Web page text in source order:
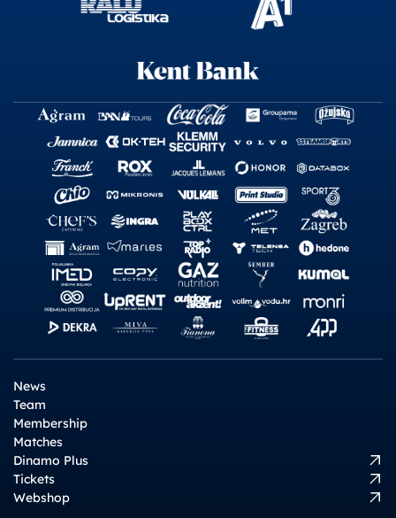
News
Team
Membership
Matches
Dinamo Plus
Tickets
Webshop